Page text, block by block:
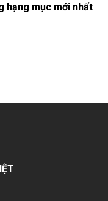
hạng mục mới nhất